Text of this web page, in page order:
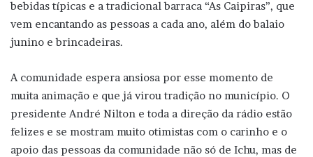
bebidas típicas e a tradicional barraca “As Caipiras”, que
vem encantando as pessoas a cada ano, além do balaio
junino e brincadeiras.
A comunidade espera ansiosa por esse momento de
muita animação e que já virou tradição no município. O
presidente André Nilton e toda a direção da rádio estão
felizes e se mostram muito otimistas com o carinho e o
apoio das pessoas da comunidade não só de Ichu, mas de